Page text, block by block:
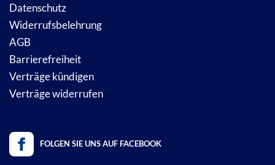
Datenschutz
Widerrufsbelehrung
AGB
Barrierefreiheit
Verträge kündigen
Verträge widerrufen
FOLGEN SIE UNS AUF FACEBOOK